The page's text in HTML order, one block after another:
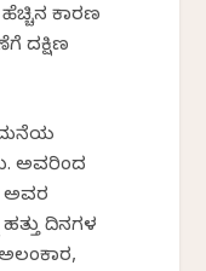
ಕಾರಣ
ದಕ್ಷಿಣ
ಮನೆಯ
ಅವರಿಂದ
ಅವರ
ದಿನಗಳ